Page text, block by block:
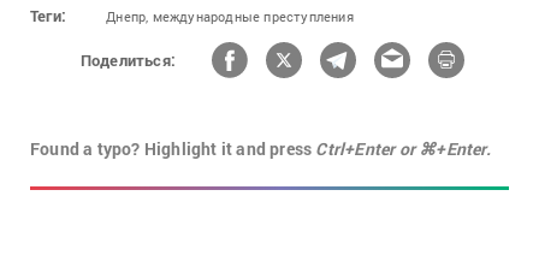
Теги: Днепр, международные преступления
Поделиться:
Found a typo? Highlight it and press Ctrl+Enter or ⌘+Enter.